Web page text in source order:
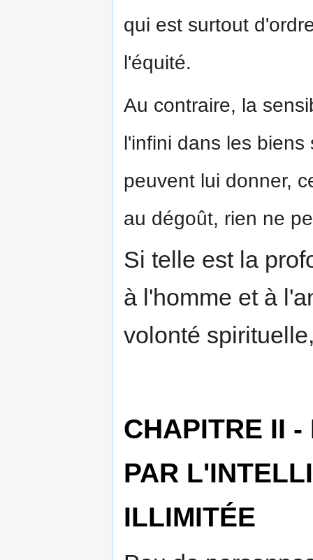
qui est surtout
l'équité.
Au contraire, la
l'infini dans les
peuvent lui donner,
au dégoût, rien ne
Si telle est la
à l'homme et à
volonté
CHAPITRE II
PAR
ILLIMITÉE